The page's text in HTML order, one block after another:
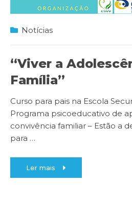
Notícias
“Viver a
Família”
Curso para pais na Escola
Programa psicoeducativo de
convivência familiar – Estão a
para …
Ler mais